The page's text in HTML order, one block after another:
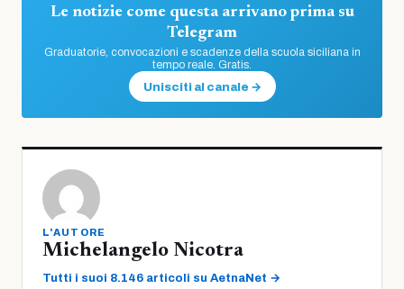
Le notizie come questa arrivano prima su
Telegram
Graduatorie, convocazioni e scadenze della scuola siciliana in
tempo reale. Gratis.
Unisciti al canale →
L'AUTORE
Michelangelo Nicotra
Tutti i suoi 8.146 articoli su AetnaNet →